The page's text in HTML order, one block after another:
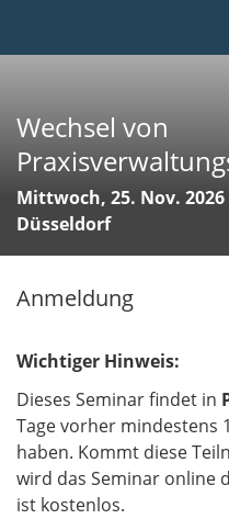
Wechsel von
Mittwoch, 25. Nov. 2026
Düsseldorf
Anmeldung
Wichtiger Hinweis:
Dieses Seminar findet in
Tage vorher mindestens
haben. Kommt diese
wird das Seminar online
ist kostenlos.